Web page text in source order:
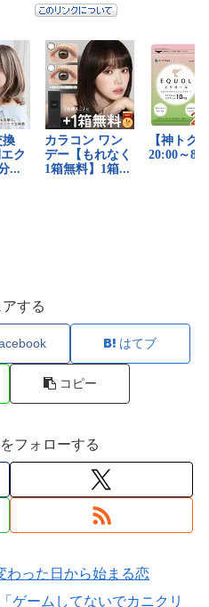
アする
はてブ
コピー
フォローする
わった日から始まる恋
ゲームしてないでカニクリ